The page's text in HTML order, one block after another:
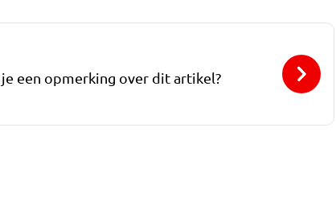
een opmerking over dit artikel?